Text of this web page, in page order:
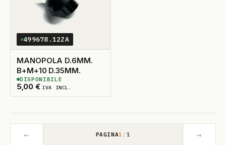
499678.12ZA
MANOPOLA D.6MM.
B+M+10 D.35MM.
5,00 € IVA INCL.
12 DISPONIBILI
DISPONIBILE
← PAGINA1 /1 →